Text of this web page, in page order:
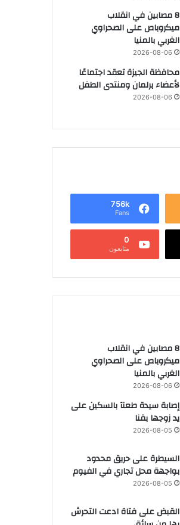
8 مصابين في انقلاب
ميكروباص على الصحراوي
الغربي بالمنيا
2026-08-06
محافظة الجيزة تعقد اجتماعًا
لأعضاء برلمان ومنتدى الطفل
2026-08-06
756k
Fans
0
متابعون
8 مصابين في انقلاب
ميكروباص على الصحراوي
الغربي بالمنيا
2026-08-06
إصابة سيدة طعنآ بالسكين على
يد زوجها بقنا
2026-08-05
السيطرة على حريق محدود
بواجهة محل تجاري في الفيوم
2026-08-05
القبض على فتاة ادعت التحرش